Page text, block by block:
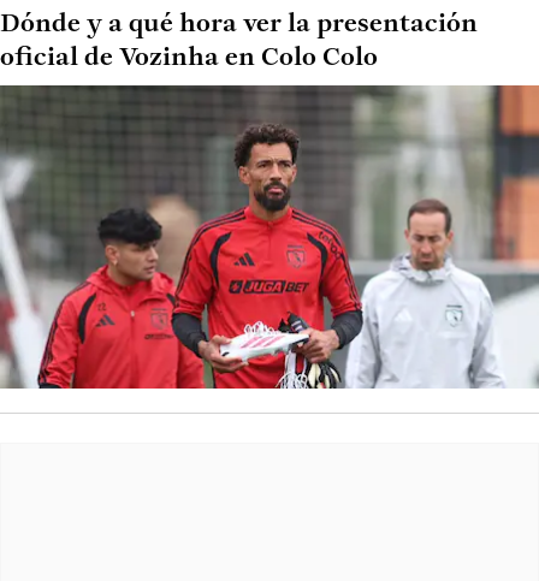
Dónde y a qué hora ver la presentación
oficial de Vozinha en Colo Colo